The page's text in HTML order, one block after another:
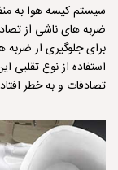
سیستم کیسه هوا به
ضربه های ناشی از
برای جلوگیری از
استفاده از نوع تقلبی
تصادفات و به خطر